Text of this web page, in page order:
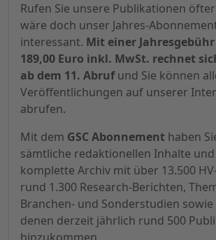
Rufen Sie unsere Publikationen
wäre doch unser Jahres-
interessant. Mit einer
189,00 Euro inkl. MwSt. rechnet
ab dem 11. Abrufund Sie können
Veröffentlichungen auf unserer
abrufen.
Mit dem GSC Abonnement haben
sämtliche redaktionellen Inhalte und
komplette Archiv mit über 13.500
rund 1.300 Research-Berichten,
Branchen- und Sonderstudien
denen derzeit jährlich rund 500